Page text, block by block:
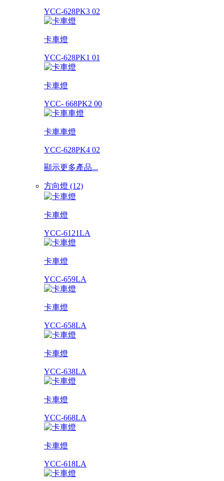
YCC-628PK3 02
卡車燈
YCC-628PK1 01
卡車燈
YCC- 668PK2 00
卡車車燈
YCC-628PK4 02
顯示更多產品...
方向燈 (12)
卡車燈
YCC-6121LA
卡車燈
YCC-659LA
卡車燈
YCC-658LA
卡車燈
YCC-638LA
卡車燈
YCC-668LA
卡車燈
YCC-618LA